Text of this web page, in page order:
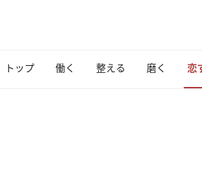
トップ 働く 整える 磨く 恋